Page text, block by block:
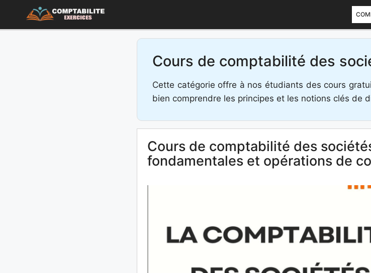
contenu
Cours de comptabilité des
Cette catégorie offre à nos étudiants des cours
bien comprendre les principes et les notions clés de
Cours de comptabilité des
fondamentales et opérations de